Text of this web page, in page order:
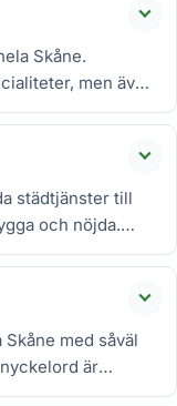
Skåne.
men även
städtjänster till
och nöjda.
även
med såväl
är
kan känna sig